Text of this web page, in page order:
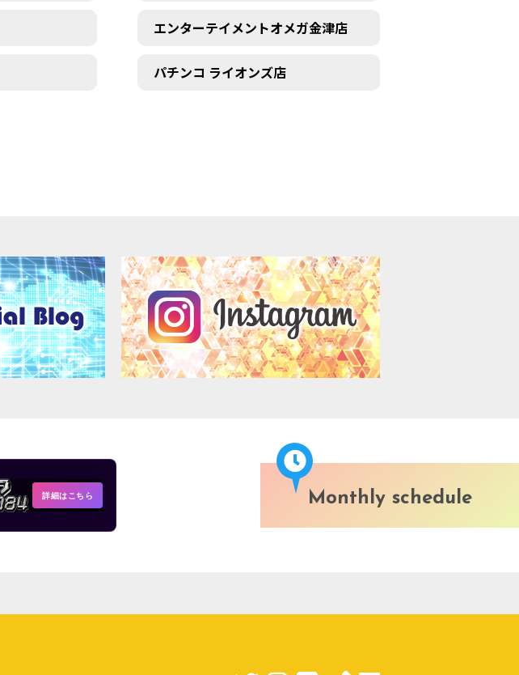
エンターテイメントオメガ金津店
パチンコ ライオンズ店
詳細はこちら Monthly schedule